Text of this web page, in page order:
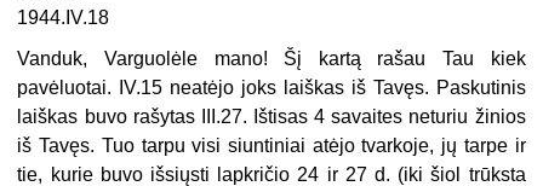
1944.IV.18
Vanduk, Varguolėle mano! Šį kartą rašau Tau kiek
pavėluotai. IV.15 neatėjo joks laiškas iš Tavęs. Paskutinis
laiškas buvo rašytas III.27. Ištisas 4 savaites neturiu žinios
iš Tavęs. Tuo tarpu visi siuntiniai atėjo tvarkoje, jų tarpe ir
tie, kurie buvo išsiųsti lapkričio 24 ir 27 d. (iki šiol trūksta